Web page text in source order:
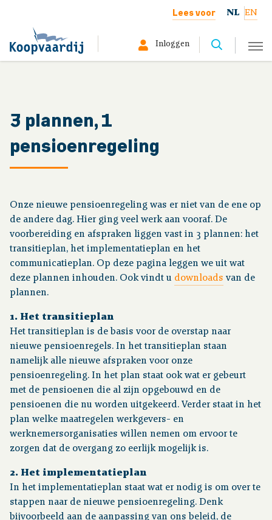
Lees voor NL EN
Gepensioneerd
Over ons
Inloggen
Uw situatie
Over pensioen
Downloads
Publicaties
Contact
3 plannen, 1
pensioenregeling
Onze nieuwe pensioenregeling was er niet van de ene op
de andere dag. Hier ging veel werk aan vooraf. De
voorbereiding en afspraken liggen vast in 3 plannen: het
transitieplan, het implementatieplan en het
communicatieplan. Op deze pagina leggen we uit wat
deze plannen inhouden. Ook vindt u downloads van de
plannen.
1. Het transitieplan
Het transitieplan is de basis voor de overstap naar
nieuwe pensioenregels. In het transitieplan staan
namelijk alle nieuwe afspraken voor onze
pensioenregeling. In het plan staat ook wat er gebeurt
met de pensioenen die al zijn opgebouwd en de
pensioenen die nu worden uitgekeerd. Verder staat in het
plan welke maatregelen werkgevers- en
werknemersorganisaties willen nemen om ervoor te
zorgen dat de overgang zo eerlijk mogelijk is.
2. Het implementatieplan
In het implementatieplan staat wat er nodig is om over te
stappen naar de nieuwe pensioenregeling. Denk
bijvoorbeeld aan de aanpassing van ons beleid, de